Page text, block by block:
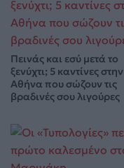
Πεινάς και εσύ μετά το
ξενύχτι; 5 καντίνες στην
Αθήνα που σώζουν τις
βραδινές σου λιγούρες